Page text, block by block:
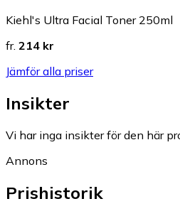
Kiehl's Ultra Facial Toner 250ml
fr. 214 kr
Jämför alla priser
Insikter
Vi har inga insikter för den här
Annons
Prishistorik